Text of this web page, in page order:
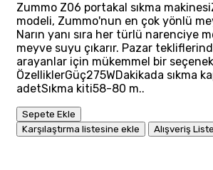
Zummo Z06 portakal sıkma
modeli, Zummo'nun en çok yönlü
Narın yanı sıra her türlü narenciye
meyve suyu çıkarır. Pazar
arayanlar için mükemmel bir
ÖzelliklerGüç275WDakikada sıkma
adetSıkma kiti58-80 m..
Sepete Ekle
Karşılaştırma listesine ekle
Alışveriş